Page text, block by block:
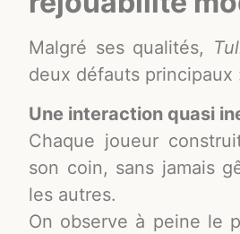
Malgré ses qualités,
deux défauts principaux
Une interaction quasi
Chaque joueur
son coin, sans jamais
les autres.
On observe à peine le